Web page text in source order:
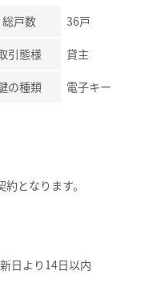
総戸数 36戸
引態様 貸主
の種類 電子キー
となります。
日より14日以内